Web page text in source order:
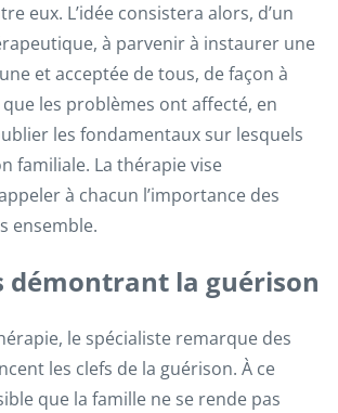
eux. L’idée consistera alors, d’un
à parvenir à instaurer une
et acceptée de tous, de façon à
les problèmes ont affecté, en
les fondamentaux sur lesquels
familiale. La thérapie vise
à chacun l’importance des
ensemble.
démontrant la guérison
le spécialiste remarque des
les clefs de la guérison. À ce
que la famille ne se rende pas